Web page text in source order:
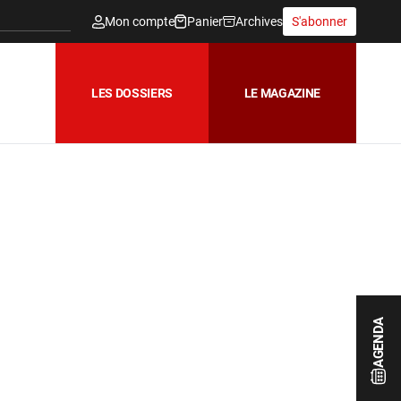
AGENDA
Mon compte Panier Archives S'abonner
LES DOSSIERS LE MAGAZINE